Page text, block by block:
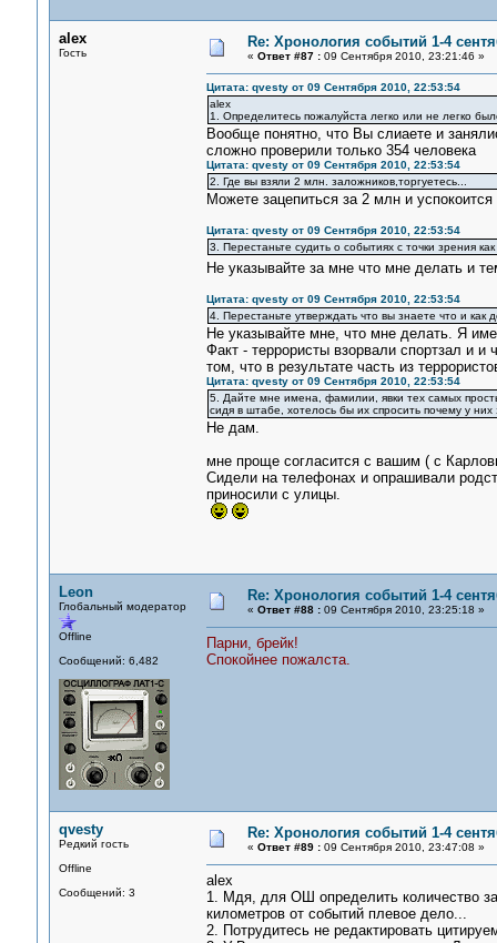
alex
Гость
Re: Хронология событий 1-4
« Ответ #87 :09 Сентября 2010, 23:21:46 »
Цитата: qvesty от 09 Сентября 2010, 22:53:54
alex
1. Определитесь пожалуйста легко или не легко
Вообще понятно, что Вы слиаете и
сложно проверили только 354 человека
Цитата: qvesty от 09 Сентября 2010, 22:53:54
2. Где вы взяли 2 млн. заложников,торгуетесь...
Можете зацепиться за 2 млн и
Цитата: qvesty от 09 Сентября 2010, 22:53:54
3. Перестаньте судить о событиях с точки зрения
Не указывайте за мне что мне делать и
Цитата: qvesty от 09 Сентября 2010, 22:53:54
4. Перестаньте утверждать что вы знаете что и
Не указывайте мне, что мне делать. Я
Факт - террористы взорвали спортзал и и
том, что в результате часть из
Цитата: qvesty от 09 Сентября 2010, 22:53:54
5. Дайте мне имена, фамилии, явки тех самых
сидя в штабе, хотелось бы их спросить почему у них
Не дам.
мне проще согласится с вашим ( с
Сидели на телефонах и опрашивали
приносили с улицы.
Leon
Глобальный модератор
Offline
Сообщений: 6,482
Re: Хронология событий 1-4
« Ответ #88 :09 Сентября 2010, 23:25:18 »
Парни, брейк!
Спокойнее пожалста.
qvesty
Редкий гость
Offline
Сообщений: 3
Re: Хронология событий 1-4
« Ответ #89 :09 Сентября 2010, 23:47:08 »
alex
1. Мдя, для ОШ определить количество
километров от событий плевое дело...
2. Потрудитесь не редактировать